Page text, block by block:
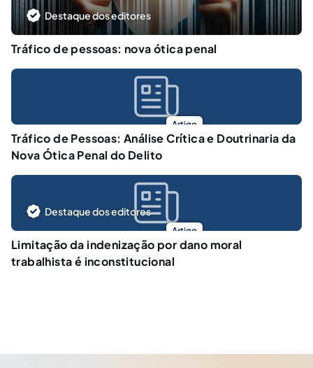
Destaque dos editores
Tráfico de pessoas: nova ótica penal
Artigo
Tráfico de Pessoas: Análise Crítica e Doutrinaria da
Nova Ótica Penal do Delito
Artigo
Destaque dos editores
Limitação da indenização por dano moral
trabalhista é inconstitucional